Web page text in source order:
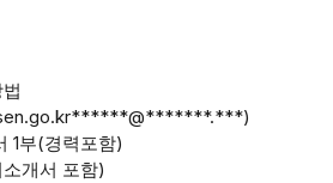
1부(경력포함)
개서 포함)